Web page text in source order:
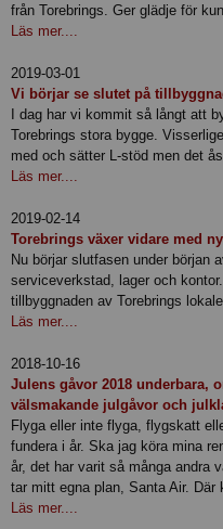
från Torebrings. Ger glädje för
Läs mer....
2019-03-01
Vi börjar se slutet på
I dag har vi kommit så långt att
Torebrings stora bygge.
med och sätter L-stöd men det
Läs mer....
2019-02-14
Torebrings växer vidare med
Nu börjar slutfasen under början
serviceverkstad, lager och
tillbyggnaden av Torebrings
Läs mer....
2018-10-16
Julens gåvor 2018 underbara,
välsmakande julgåvor och
Flyga eller inte flyga, flygskatt
fundera i år. Ska jag köra mina
år, det har varit så många andra
tar mitt egna plan, Santa Air. Där
Läs mer....